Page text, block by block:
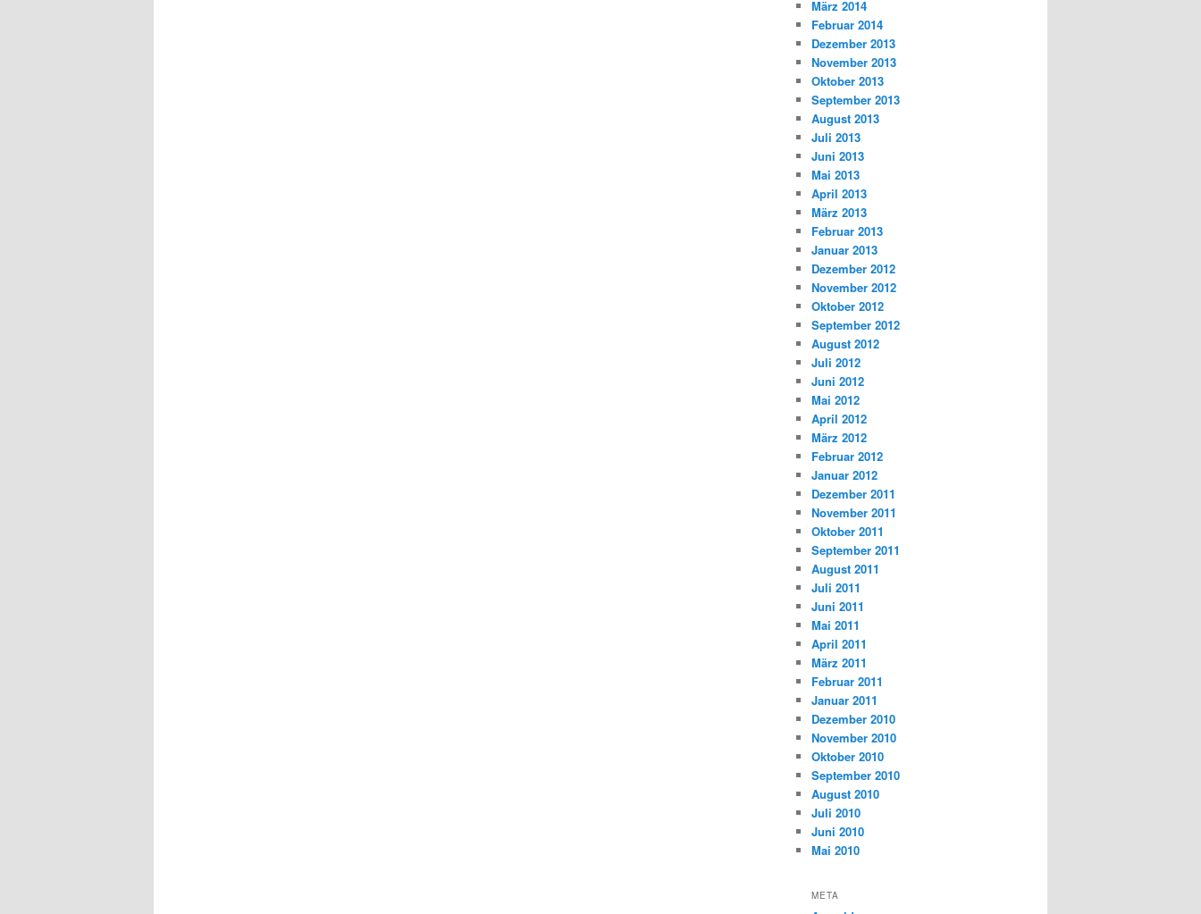
März 2014
Februar 2014
Dezember 2013
November 2013
Oktober 2013
September 2013
August 2013
Juli 2013
Juni 2013
Mai 2013
April 2013
März 2013
Februar 2013
Januar 2013
Dezember 2012
November 2012
Oktober 2012
September 2012
August 2012
Juli 2012
Juni 2012
Mai 2012
April 2012
März 2012
Februar 2012
Januar 2012
Dezember 2011
November 2011
Oktober 2011
September 2011
August 2011
Juli 2011
Juni 2011
Mai 2011
April 2011
März 2011
Februar 2011
Januar 2011
Dezember 2010
November 2010
Oktober 2010
September 2010
August 2010
Juli 2010
Juni 2010
Mai 2010
META